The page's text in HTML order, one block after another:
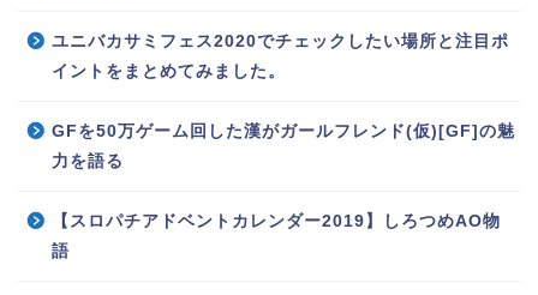
ユニバカサミフェス2020でチェックしたい場所と注目ポ
イントをまとめてみました。
GFを50万ゲーム回した漢がガールフレンド(仮)[GF]の魅
力を語る
【スロパチアドベントカレンダー2019】しろつめAO物
語